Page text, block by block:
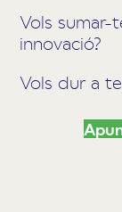
Vols sumar-
innovació?
Vols dur a